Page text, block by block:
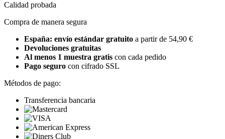
Calidad probada
Compra de manera segura
España: envío estándar gratuito a partir de 54,90 €
Devoluciones gratuitas
Al menos 1 muestra gratis con cada pedido
Pago seguro con cifrado SSL
Métodos de pago:
Transferencia bancaria